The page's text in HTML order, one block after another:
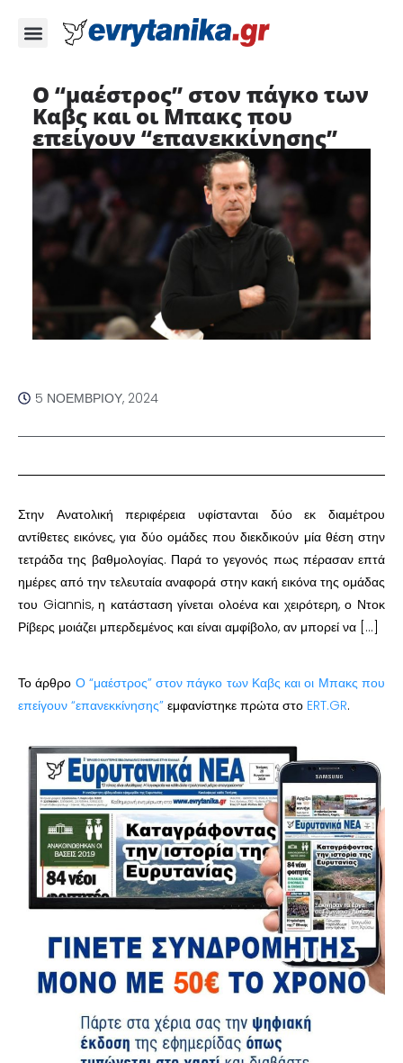
Ο “μαέστρος” στον πάγκο των
Καβς και οι Μπακς που
επείγουν “επανεκκίνησης”
5 ΝΟΕΜΒΡΊΟΥ, 2024
Στην Ανατολική περιφέρεια υφίστανται δύο εκ διαμέτρου
αντίθετες εικόνες, για δύο ομάδες που διεκδικούν μία θέση στην
τετράδα της βαθμολογίας. Παρά το γεγονός πως πέρασαν επτά
ημέρες από την τελευταία αναφορά στην κακή εικόνα της ομάδας
του Giannis, η κατάσταση γίνεται ολοένα και χειρότερη, ο Ντοκ
Ρίβερς μοιάζει μπερδεμένος και είναι αμφίβολο, αν μπορεί να […]
Το άρθρο Ο “μαέστρος” στον πάγκο των Καβς και οι Μπακς που
επείγουν “επανεκκίνησης” εμφανίστηκε πρώτα στο ERT.GR.